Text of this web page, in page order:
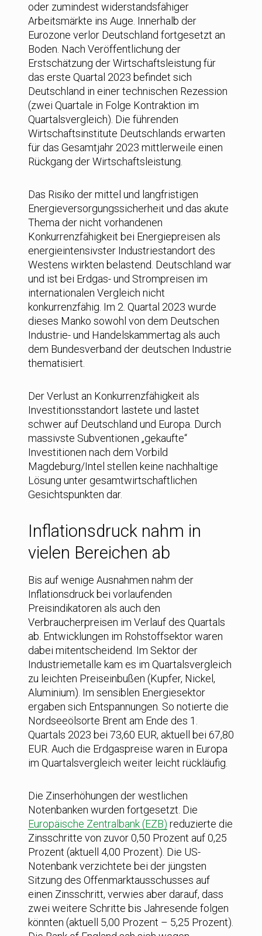
oder zumindest widerstandsfähiger
Arbeitsmärkte ins Auge. Innerhalb der
Eurozone verlor Deutschland fortgesetzt an
Boden. Nach Veröffentlichung der
Erstschätzung der Wirtschaftsleistung für
das erste Quartal 2023 befindet sich
Deutschland in einer technischen Rezession
(zwei Quartale in Folge Kontraktion im
Quartalsvergleich). Die führenden
Wirtschaftsinstitute Deutschlands erwarten
für das Gesamtjahr 2023 mittlerweile einen
Rückgang der Wirtschaftsleistung.
Das Risiko der mittel und langfristigen
Energieversorgungssicherheit und das akute
Thema der nicht vorhandenen
Konkurrenzfähigkeit bei Energiepreisen als
energieintensivster Industriestandort des
Westens wirkten belastend. Deutschland war
und ist bei Erdgas- und Strompreisen im
internationalen Vergleich nicht
konkurrenzfähig. Im 2. Quartal 2023 wurde
dieses Manko sowohl von dem Deutschen
Industrie- und Handelskammertag als auch
dem Bundesverband der deutschen Industrie
thematisiert.
Der Verlust an Konkurrenzfähigkeit als
Investitionsstandort lastete und lastet
schwer auf Deutschland und Europa. Durch
massivste Subventionen „gekaufte“
Investitionen nach dem Vorbild
Magdeburg/Intel stellen keine nachhaltige
Lösung unter gesamtwirtschaftlichen
Gesichtspunkten dar.
Inflationsdruck nahm in
vielen Bereichen ab
Bis auf wenige Ausnahmen nahm der
Inflationsdruck bei vorlaufenden
Preisindikatoren als auch den
Verbraucherpreisen im Verlauf des Quartals
ab. Entwicklungen im Rohstoffsektor waren
dabei mitentscheidend. Im Sektor der
Industriemetalle kam es im Quartalsvergleich
zu leichten Preiseinbußen (Kupfer, Nickel,
Aluminium). Im sensiblen Energiesektor
ergaben sich Entspannungen. So notierte die
Nordseeölsorte Brent am Ende des 1.
Quartals 2023 bei 73,60 EUR, aktuell bei 67,80
EUR. Auch die Erdgaspreise waren in Europa
im Quartalsvergleich weiter leicht rückläufig.
Die Zinserhöhungen der westlichen
Notenbanken wurden fortgesetzt. Die
Europäische Zentralbank (EZB) reduzierte die
Zinsschritte von zuvor 0,50 Prozent auf 0,25
Prozent (aktuell 4,00 Prozent). Die US-
Notenbank verzichtete bei der jüngsten
Sitzung des Offenmarktausschusses auf
einen Zinsschritt, verwies aber darauf, dass
zwei weitere Schritte bis Jahresende folgen
könnten (aktuell 5,00 Prozent – 5,25 Prozent).